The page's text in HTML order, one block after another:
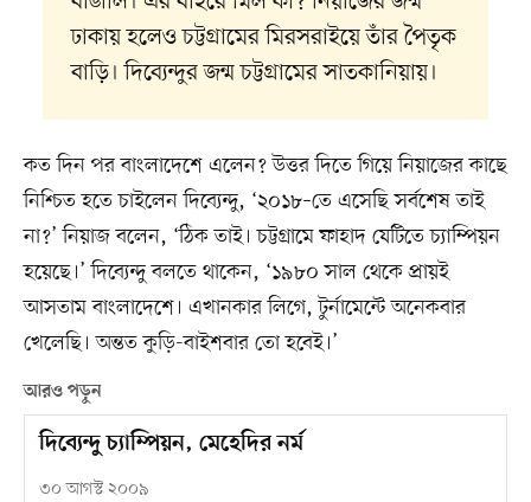
ঢাকায় হলেও চট্টগ্রামের মিরসরাইয়ে তাঁর পৈতৃক
বাড়ি। দিব্যেন্দুর জন্ম চট্টগ্রামের সাতকানিয়ায়।
কত দিন পর বাংলাদেশে এলেন? উত্তর দিতে গিয়ে নিয়াজের কাছে
নিশ্চিত হতে চাইলেন দিব্যেন্দু, ‘২০১৮–তে এসেছি সর্বশেষ তাই
না?’ নিয়াজ বলেন, ‘ঠিক তাই। চট্টগ্রামে ফাহাদ যেটিতে চ্যাম্পিয়ন
হয়েছে।’ দিব্যেন্দু বলতে থাকেন, ‘১৯৮০ সাল থেকে প্রায়ই
আসতাম বাংলাদেশে। এখানকার লিগে, টুর্নামেন্টে অনেকবার
খেলেছি। অন্তত কুড়ি-বাইশবার তো হবেই।’
আরও পড়ুন
দিব্যেন্দু চ্যাম্পিয়ন, মেহেদির নর্ম
৩০ আগস্ট ২০০৯